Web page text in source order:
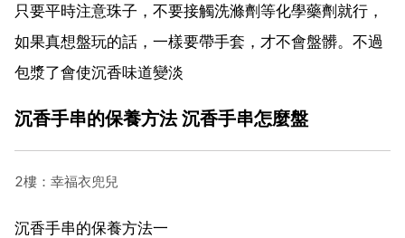
只要平時注意珠子，不要接觸洗滌劑等化學藥劑就行，
如果真想盤玩的話，一樣要帶手套，才不會盤髒。不過
包漿了會使沉香味道變淡
沉香手串的保養方法 沉香手串怎麼盤
2樓：幸福衣兜兒
沉香手串的保養方法一